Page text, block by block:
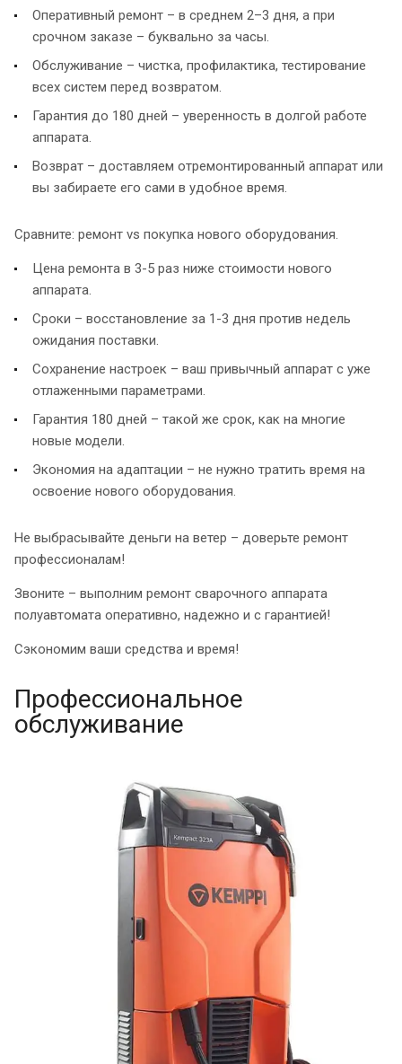
Оперативный ремонт – в среднем 2–3 дня, а при
срочном заказе – буквально за часы.
Обслуживание – чистка, профилактика, тестирование
всех систем перед возвратом.
Гарантия до 180 дней – уверенность в долгой работе
аппарата.
Возврат – доставляем отремонтированный аппарат или
вы забираете его сами в удобное время.
Сравните: ремонт vs покупка нового оборудования.
Цена ремонта в 3-5 раз ниже стоимости нового
аппарата.
Сроки – восстановление за 1-3 дня против недель
ожидания поставки.
Сохранение настроек – ваш привычный аппарат с уже
отлаженными параметрами.
Гарантия 180 дней – такой же срок, как на многие
новые модели.
Экономия на адаптации – не нужно тратить время на
освоение нового оборудования.
Не выбрасывайте деньги на ветер – доверьте ремонт
профессионалам!
Звоните – выполним ремонт сварочного аппарата
полуавтомата оперативно, надежно и с гарантией!
Сэкономим ваши средства и время!
Профессиональное
обслуживание